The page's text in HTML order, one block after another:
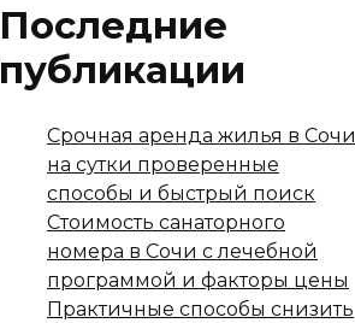
Последние
публикации
Срочная аренда жилья в Сочи
на сутки проверенные
способы и быстрый поиск
Стоимость санаторного
номера в Сочи с лечебной
программой и факторы цены
Практичные способы снизить